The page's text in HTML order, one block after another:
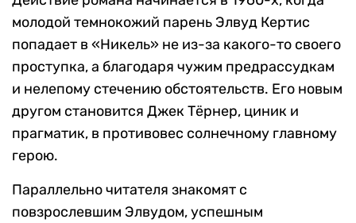
молодой темнокожий парень Элвуд Кертис
попадает в «Никель» не из-за какого-то своего
проступка, а благодаря чужим предрассудкам
и нелепому стечению обстоятельств. Его новым
другом становится Джек Тёрнер, циник и
прагматик, в противовес солнечному главному
герою.
Параллельно читателя знакомят с
повзрослевшим Элвудом, успешным